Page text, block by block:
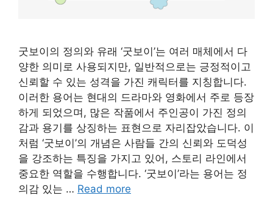
굿보이의 정의와 유래 ‘굿보이’는 여러 매체에서 다
양한 의미로 사용되지만, 일반적으로는 긍정적이고
신뢰할 수 있는 성격을 가진 캐릭터를 지칭합니다.
이러한 용어는 현대의 드라마와 영화에서 주로 등장
하게 되었으며, 많은 작품에서 주인공이 가진 정의
감과 용기를 상징하는 표현으로 자리잡았습니다. 이
처럼 ‘굿보이’의 개념은 사람들 간의 신뢰와 도덕성
을 강조하는 특징을 가지고 있어, 스토리 라인에서
중요한 역할을 수행합니다. ‘굿보이’라는 용어는 정
의감 있는 … Read more